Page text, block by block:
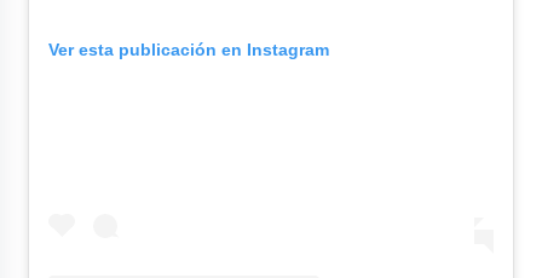
Ver esta publicación en Instagram